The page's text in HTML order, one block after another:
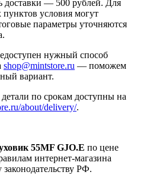
доставки — 500 рублей. Для
условия могут
параметры уточняются
нужный способ
shop@mintstore.ru — поможем
вариант.
по срокам доступны на
about/delivery/.
55MF GJO.E по цене
интернет-магазина
РФ.